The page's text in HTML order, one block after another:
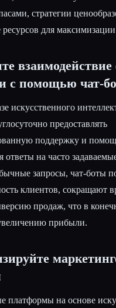
стратегии
ресурсов для
взаимодействие
с помощью чат-
искусственного
предоставлять
поддержку и
ответы на часто
запросы, чат-боты
клиентов, сокращают
продаж, что в
прибыли.
платформы на основе